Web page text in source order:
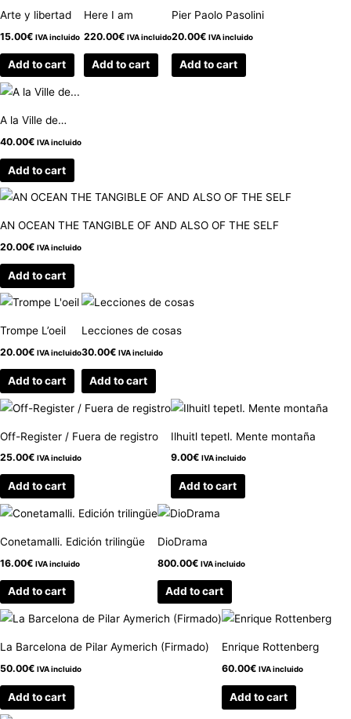
Arte y libertad
15.00€ IVA incluido
Add to cart
Here I am
220.00€ IVA incluido
Add to cart
Pier Paolo Pasolini
20.00€ IVA incluido
Add to cart
A la Ville de…
40.00€ IVA incluido
Add to cart
AN OCEAN THE TANGIBLE OF AND ALSO OF THE SELF
20.00€ IVA incluido
Add to cart
Trompe L’oeil
20.00€ IVA incluido
Add to cart
Lecciones de cosas
30.00€ IVA incluido
Add to cart
Off-Register / Fuera de registro
25.00€ IVA incluido
Add to cart
Ilhuitl tepetl. Mente montaña
9.00€ IVA incluido
Add to cart
Conetamalli. Edición trilingüe
16.00€ IVA incluido
Add to cart
DioDrama
800.00€ IVA incluido
Add to cart
La Barcelona de Pilar Aymerich (Firmado)
50.00€ IVA incluido
Add to cart
Enrique Rottenberg
60.00€ IVA incluido
Add to cart